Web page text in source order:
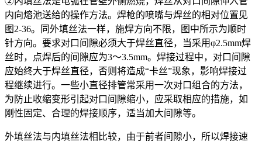
内向熔池送给的操作方法。焊枪的喷嘴与焊丝的相对位置见
图2-36。同外填丝法一样，施焊方向不限，图中所示为顺时
针方向。要求对口间隙必须大于焊丝直径，当采用φ2.5mm焊
丝时，点焊后的间隙应为3～3.5mm。焊接过程中，对口间隙
应始终大于焊丝直径，否则将造成“卡丝”现象，影响焊接过
程继续进行。一些小直径排管常采用一次对口组合的方法，
为防止收缩变形引起对口间隙缩小，应采取相应的措施，如
刚性固定、合理的焊接顺序，适当加大间隙等。
外填丝法与内填丝法相比较，由于前者间隙小，所以焊接速